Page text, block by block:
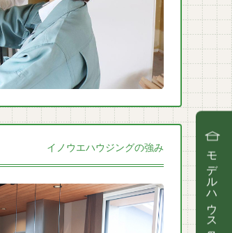
モデルハウス見学
イノウエハウジングの強み